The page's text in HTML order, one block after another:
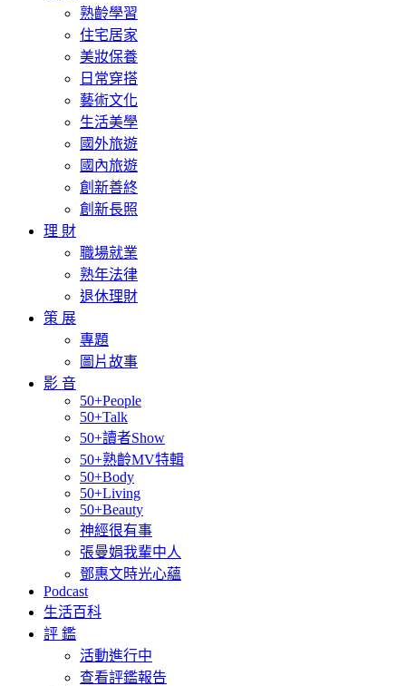
熟齡學習
住宅居家
美妝保養
日常穿搭
藝術文化
生活美學
國外旅遊
國內旅遊
創新善終
創新長照
理 財
職場就業
熟年法律
退休理財
策 展
專題
圖片故事
影 音
50+People
50+Talk
50+讀者Show
50+熟齡MV特輯
50+Body
50+Living
50+Beauty
神經很有事
張曼娟我輩中人
鄧惠文時光心蘊
Podcast
生活百科
評 鑑
活動進行中
查看評鑑報告